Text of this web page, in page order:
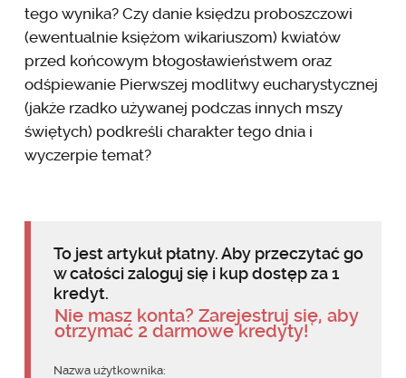
tego wynika? Czy danie księdzu proboszczowi
(ewentualnie księżom wikariuszom) kwiatów
przed końcowym błogosławieństwem oraz
odśpiewanie Pierwszej modlitwy eucharystycznej
(jakże rzadko używanej podczas innych mszy
świętych) podkreśli charakter tego dnia i
wyczerpie temat?
To jest artykuł płatny. Aby przeczytać go
w całości zaloguj się i kup dostęp za 1
kredyt.
Nie masz konta? Zarejestruj się, aby
otrzymać 2 darmowe kredyty!
Nazwa użytkownika: